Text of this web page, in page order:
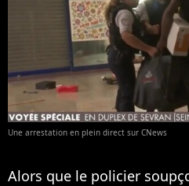
Une arrestation en plein direct sur CNews
Alors que le policier